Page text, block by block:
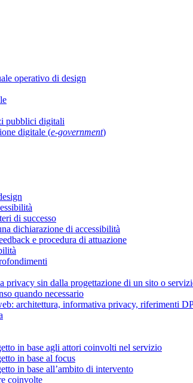
operativo di design
pubblici digitali
digitale (e-government)
di successo
dichiarazione di accessibilità
e procedura di attuazione
privacy sin dalla progettazione di un sito o
quando necessario
architettura, informativa privacy, riferimenti
in base agli attori coinvolti nel servizio
in base al focus
in base all’ambito di intervento
coinvolte